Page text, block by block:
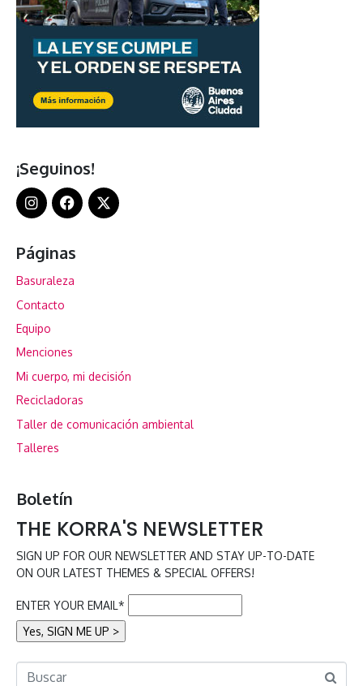
¡Seguinos!
Páginas
Basuraleza
Contacto
Equipo
Menciones
Mi cuerpo, mi decisión
Recicladoras
Taller de comunicación ambiental
Talleres
Boletín
THE KORRA'S NEWSLETTER
SIGN UP FOR OUR NEWSLETTER AND STAY UP-TO-DATE
ON OUR LATEST THEMES & SPECIAL OFFERS!
ENTER YOUR EMAIL*